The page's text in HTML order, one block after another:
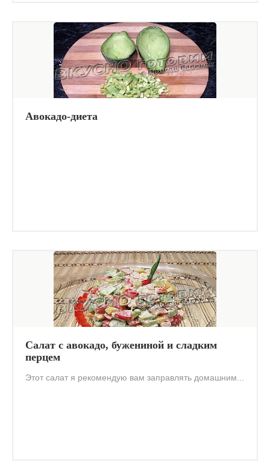
Авокадо-диета
Салат с авокадо, бужениной и сладким
перцем
Этот салат я рекомендую вам заправлять домашним...